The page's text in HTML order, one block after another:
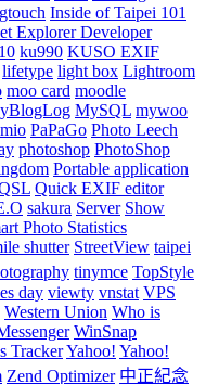
Inside of Taipei 101
Explorer Developer
ku990 KUSO EXIF
lifetype light box Lightroom
moo card moodle
MySQL mywoo
PaPaGo Photo Leech
photoshop PhotoShop
Portable application
Quick EXIF editor
sakura Server Show
Photo Statistics
shutter StreetView taipei
tinymce TopStyle
day viewty vnstat VPS
Western Union Who is
WinSnap
TrackerYahoo! Yahoo!
Zend Optimizer 中正紀念